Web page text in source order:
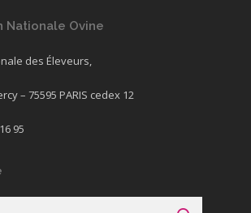
Nationale Ovine
des Éleveurs,
– 75595 PARIS cedex 12
95